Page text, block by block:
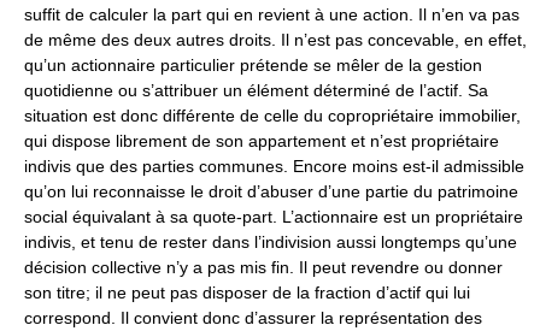
suffit de calculer la part qui en revient à une action. Il n’en va pas
de même des deux autres droits. Il n’est pas concevable, en effet,
qu’un actionnaire particulier prétende se mêler de la gestion
quotidienne ou s’attribuer un élément déterminé de l’actif. Sa
situation est donc différente de celle du copropriétaire immobilier,
qui dispose librement de son appartement et n’est propriétaire
indivis que des parties communes. Encore moins est-il admissible
qu’on lui reconnaisse le droit d’abuser d’une partie du patrimoine
social équivalant à sa quote-part. L’actionnaire est un propriétaire
indivis, et tenu de rester dans l’indivision aussi longtemps qu’une
décision collective n’y a pas mis fin. Il peut revendre ou donner
son titre; il ne peut pas disposer de la fraction d’actif qui lui
correspond. Il convient donc d’assurer la représentation des